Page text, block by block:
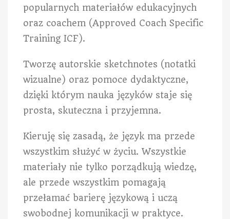
popularnych materiałów edukacyjnych
oraz coachem (Approved Coach Specific
Training ICF).
Tworzę autorskie sketchnotes (notatki
wizualne) oraz pomoce dydaktyczne,
dzięki którym nauka języków staje się
prosta, skuteczna i przyjemna.
Kieruję się zasadą, że język ma przede
wszystkim służyć w życiu. Wszystkie
materiały nie tylko porządkują wiedzę,
ale przede wszystkim pomagają
przełamać barierę językową i uczą
swobodnej komunikacji w praktyce.